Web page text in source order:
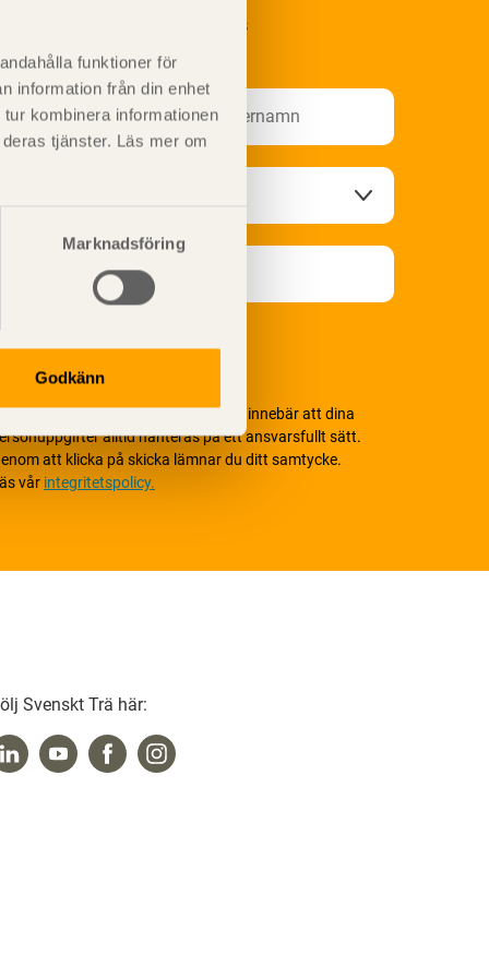
funktioner för
information från din enhet
kombinera informationen
tjänster. Läs mer om
Marknadsföring
Godkänn
på Svenskt Träs
värnar om personlig integritet vilket innebär att dina
alltid hanteras på ett ansvarsfullt sätt.
att klicka på skicka lämnar du ditt samtycke.
vår integritetspolicy.
Svenskt Trä här: